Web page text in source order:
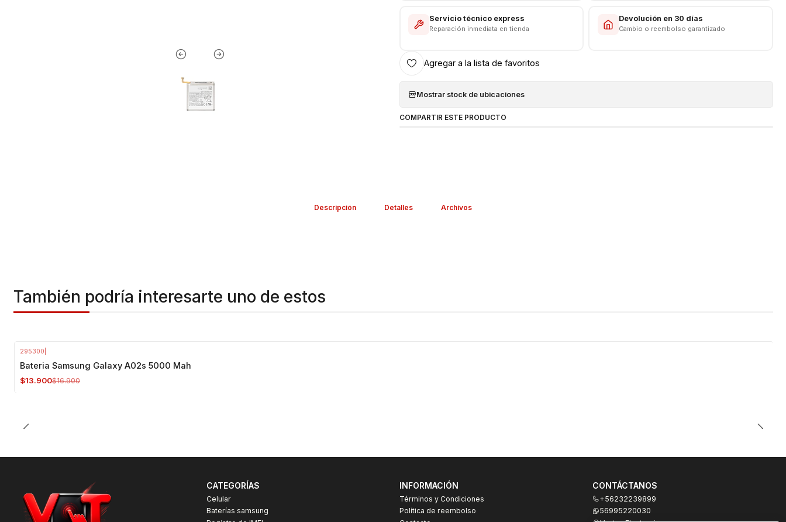
Servicio técnico express
Reparación inmediata en tienda
Devolución en 30 días
Cambio o reembolso garantizado
Agregar a la lista de favoritos
Mostrar stock de ubicaciones
COMPARTIR ESTE PRODUCTO
Descripción Detalles Archivos
También podría interesarte uno de estos
295300
Bateria Samsung Galaxy A02s 5000 Mah
$13.900$16.900
CATEGORÍAS
Celular
Baterías samsung
INFORMACIÓN
Términos y Condiciones
Política de reembolso
CONTÁCTANOS
+56232239899
56995220030